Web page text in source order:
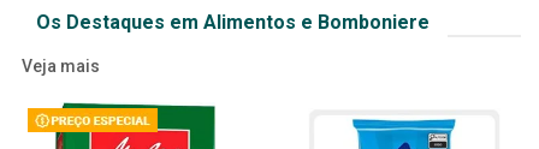
Os Destaques em Alimentos e Bomboniere
Veja mais